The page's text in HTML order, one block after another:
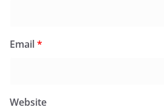
Email*
Website